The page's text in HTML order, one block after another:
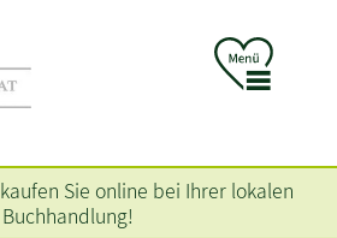
kaufen Sie online bei Ihrer lokalen
Buchhandlung!